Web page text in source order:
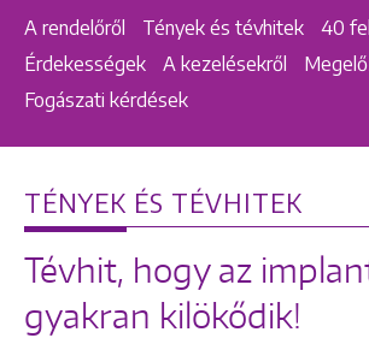
A rendelőről Tények és tévhitek
40
Érdekességek
A kezelésekről
Fogászati kérdések
TÉNYEK ÉS TÉVHITEK
Tévhit, hogy az
gyakran kilökődik!